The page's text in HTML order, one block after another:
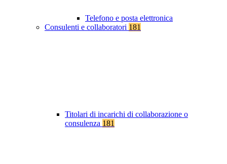
Telefono e posta elettronica
Consulenti e collaboratori 181
Titolari di incarichi di collaborazione o
consulenza 181